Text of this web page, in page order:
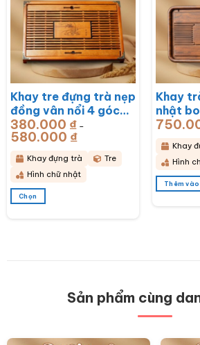
thể.
Các
chọn
thể
chọn
trên
trang
sản
phẩm
Các
chọn
thể
chọn
trên
trang
sản
phẩm
Khay tre đựng trà nẹp
đồng vân nổi 4 góc
khắc hoa lan
43x28x6cm BT-
KDT15
380.000 ₫ –
580.000 ₫Khoảng
giá:
từ
380.000 ₫
đến
580.000 ₫
Khay đựng trà
Tre
Hình chữ nhật
Chọn
thể
Khay
nhật
KDT14
Khay
Hình
Thêm
Sản phẩm cùng